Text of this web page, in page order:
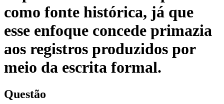
como fonte histórica, já que
esse enfoque concede primazia
aos registros produzidos por
meio da escrita formal.
Questão